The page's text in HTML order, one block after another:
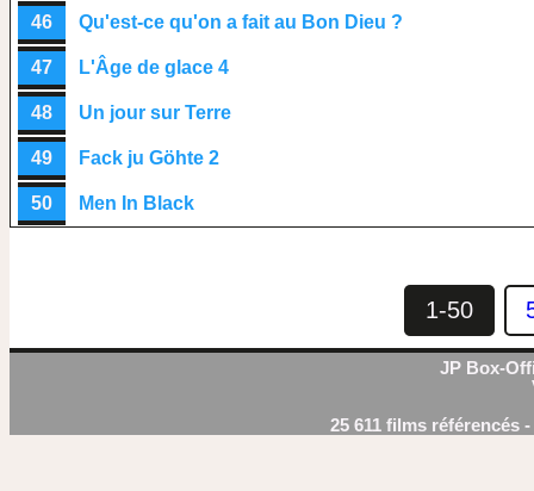
46 Qu'est-ce qu'on a fait au Bon Dieu ?
47 L'Âge de glace 4
48 Un jour sur Terre
49 Fack ju Göhte 2
50 Men In Black
1-50
JP Box-
25 611 films référencés